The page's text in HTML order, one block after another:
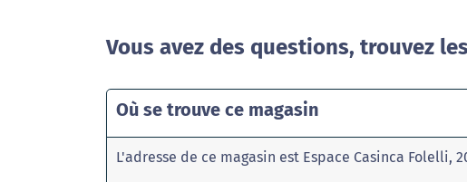
Vous avez des questions, trouvez
Où se trouve ce magasin
L'adresse de ce magasin est Espace Casinca Folelli,